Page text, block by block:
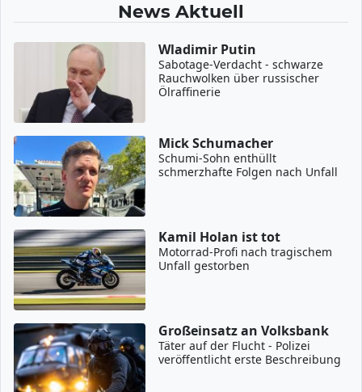
News Aktuell
Wladimir Putin
Sabotage-Verdacht - schwarze
Rauchwolken über russischer
Ölraffinerie
Mick Schumacher
Schumi-Sohn enthüllt
schmerzhafte Folgen nach Unfall
Kamil Holan ist tot
Motorrad-Profi nach tragischem
Unfall gestorben
Großeinsatz an Volksbank
Täter auf der Flucht - Polizei
veröffentlicht erste Beschreibung